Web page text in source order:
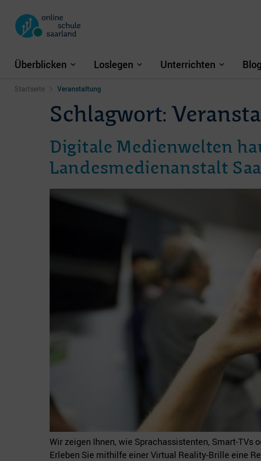
Überblicken Loslegen Unterrichten Blog
Startseite Veranstaltung
Schlagwort:
Digitale Medienwelten
Landesmedienanstalt
Wir zeigen Ihnen, wie Sprachassistenten, Smart-TVs
Erleben Sie mithilfe einer Virtual Reality-Brille eine